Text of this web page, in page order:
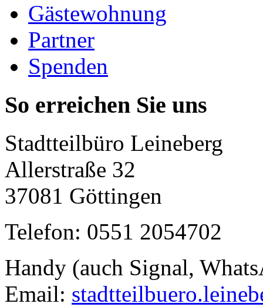
Gästewohnung
Partner
Spenden
So erreichen Sie uns
Stadtteilbüro Leineberg
Allerstraße 32
37081 Göttingen
Telefon: 0551 2054702
Handy (auch Signal,
Email: